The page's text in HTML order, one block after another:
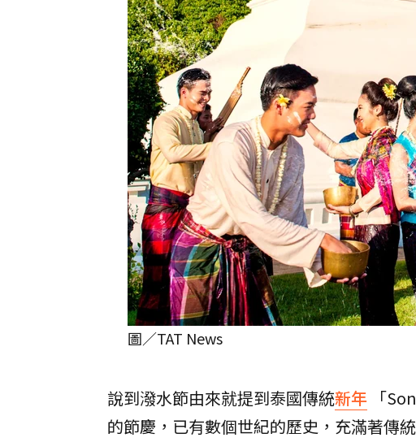
圖／TAT News
說到潑水節由來就提到泰國傳統新年 「
的節慶，已有數個世紀的歷史，充滿著傳